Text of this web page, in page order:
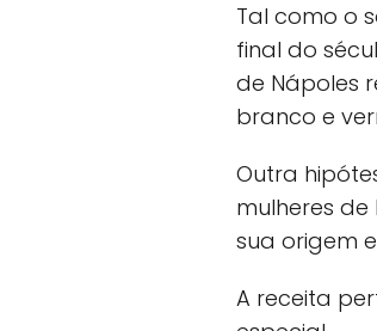
Tal como o
final do
de Nápoles
branco e
Outra
mulheres
sua origem
A receita